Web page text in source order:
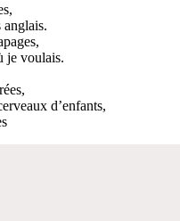
anglais.
je voulais.
d’enfants,